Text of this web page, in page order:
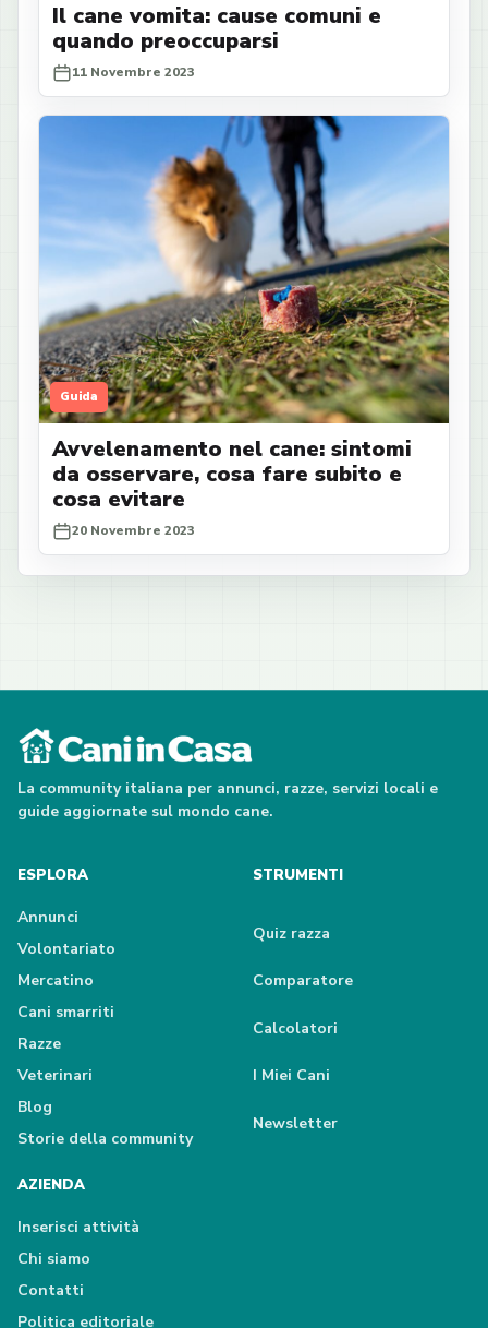
Il cane vomita: cause comuni e
quando preoccuparsi
11 Novembre 2023
Guida
Avvelenamento nel cane: sintomi
da osservare, cosa fare subito e
cosa evitare
20 Novembre 2023
La community italiana per annunci, razze, servizi locali e
guide aggiornate sul mondo cane.
ESPLORA
Annunci
Volontariato
Mercatino
Cani smarriti
Razze
Veterinari
Blog
Storie della community
STRUMENTI
Quiz razza
Comparatore
Calcolatori
I Miei Cani
Newsletter
AZIENDA
Inserisci attività
Chi siamo
Contatti
Politica editoriale